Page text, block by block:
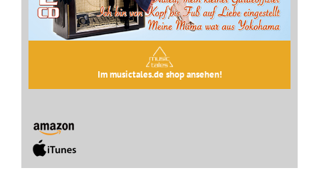
Im musictales.de shop ansehen!